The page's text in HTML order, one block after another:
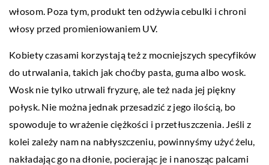
włosom. Poza tym, produkt ten odżywia cebulki i chroni
włosy przed promieniowaniem UV.
Kobiety czasami korzystają też z mocniejszych specyfików
do utrwalania, takich jak choćby pasta, guma albo wosk.
Wosk nie tylko utrwali fryzurę, ale też nada jej piękny
połysk. Nie można jednak przesadzić z jego ilością, bo
spowoduje to wrażenie ciężkości i przetłuszczenia. Jeśli z
kolei zależy nam na nabłyszczeniu, powinnyśmy użyć żelu,
nakładając go na dłonie, pocierając je i nanosząc palcami